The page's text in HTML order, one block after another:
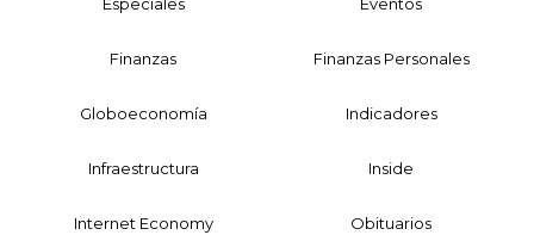
Finanzas Finanzas Personales
Globoeconomía Indicadores
Infraestructura Inside
Internet Economy Obituarios